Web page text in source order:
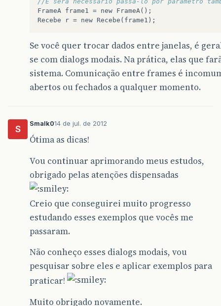
FrameA frame1 = new FrameA();
Recebe
r = new Recebe ( frame1 );
Se você quer trocar dados entre janelas, é
se com dialogs modais. Na prática, elas que
sistema. Comunicação entre frames é
abertos ou fechados a qualquer momento.
S
Smalk014 de jul. de 2012
Ótima as dicas!
Vou continuar aprimorando meus estudos,
obrigado pelas atenções dispensadas
Creio que conseguirei muito progresso
estudando esses exemplos que vocês me
passaram.
Não conheço esses dialogs modais, vou
pesquisar sobre eles e aplicar exemplos para
praticar!
Muito obrigado novamente.